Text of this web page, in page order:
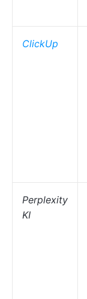
ClickUp
Perplexity
KI